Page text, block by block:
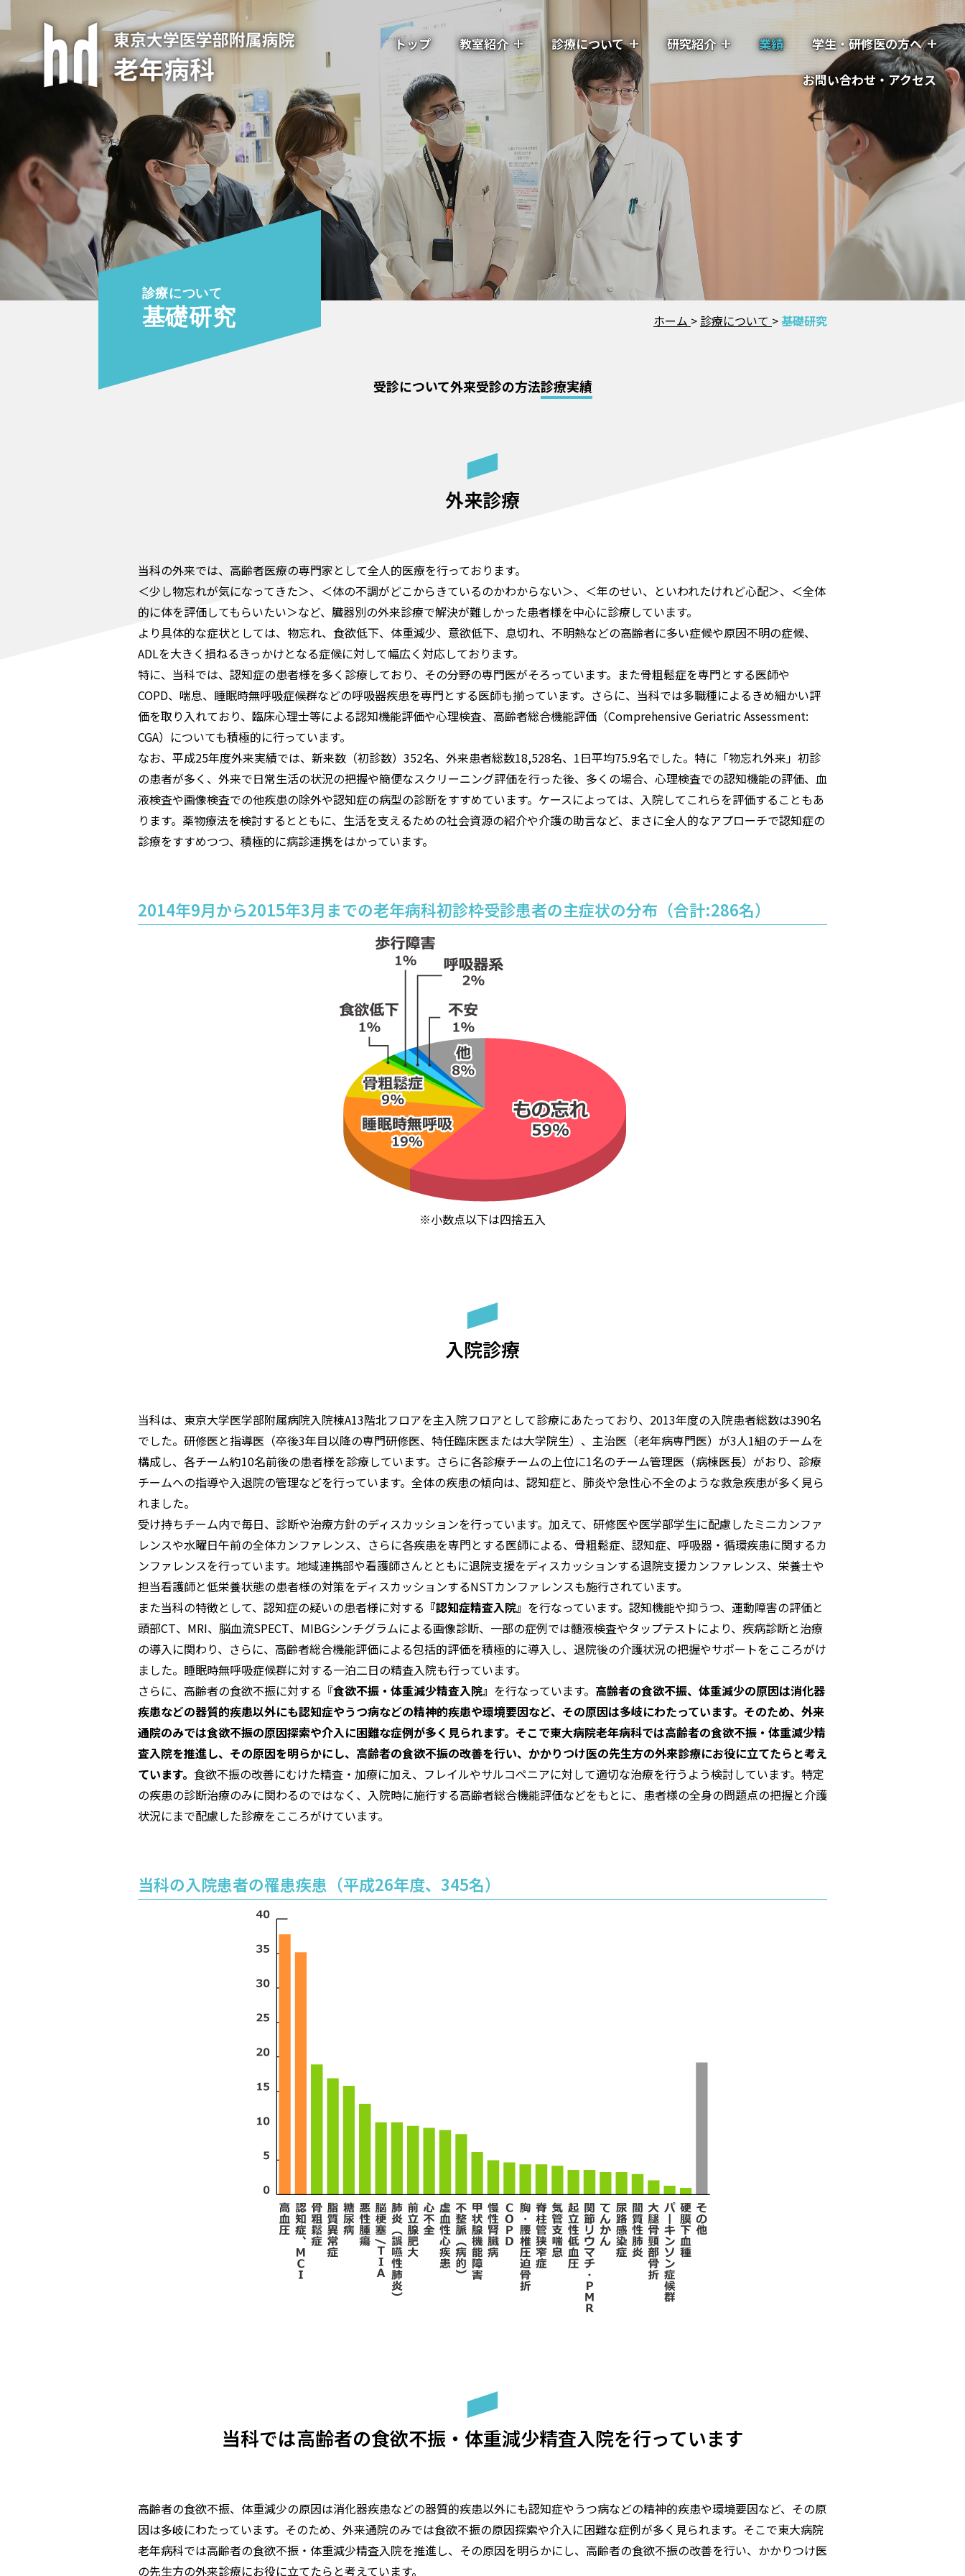
トップ 教室紹介 診療について 研究紹介 業績
学生・研修医の方へ
お問い合わせ・アクセス
診療について
基礎研究 ホーム > 診療について >基礎研究
受診について外来受診の方法診療実績
外来診療
当科の外来では、高齢者医療の専門家として全人的医療を行っております。
＜少し物忘れが気になってきた＞、＜体の不調がどこからきているのかわからない＞、＜年のせい、といわれたけれど心配＞、＜全体
的に体を評価してもらいたい＞など、臓器別の外来診療で解決が難しかった患者様を中心に診療しています。
より具体的な症状としては、物忘れ、食欲低下、体重減少、意欲低下、息切れ、不明熱などの高齢者に多い症候や原因不明の症候、
ADLを大きく損ねるきっかけとなる症候に対して幅広く対応しております。
特に、当科では、認知症の患者様を多く診療しており、その分野の専門医がそろっています。また骨粗鬆症を専門とする医師や
COPD、喘息、睡眠時無呼吸症候群などの呼吸器疾患を専門とする医師も揃っています。さらに、当科では多職種によるきめ細かい評
価を取り入れており、臨床心理士等による認知機能評価や心理検査、高齢者総合機能評価（Comprehensive Geriatric Assessment:
CGA）についても積極的に行っています。
なお、平成25年度外来実績では、新来数（初診数）352名、外来患者総数18,528名、1日平均75.9名でした。特に「物忘れ外来」初診
の患者が多く、外来で日常生活の状況の把握や簡便なスクリーニング評価を行った後、多くの場合、心理検査での認知機能の評価、血
液検査や画像検査での他疾患の除外や認知症の病型の診断をすすめています。ケースによっては、入院してこれらを評価することもあ
ります。薬物療法を検討するとともに、生活を支えるための社会資源の紹介や介護の助言など、まさに全人的なアプローチで認知症の
診療をすすめつつ、積極的に病診連携をはかっています。
2014年9月から2015年3月までの老年病科初診枠受診患者の主症状の分布（合計:286名）
※小数点以下は四捨五入
入院診療
当科は、東京大学医学部附属病院入院棟A13階北フロアを主入院フロアとして診療にあたっており、2013年度の入院患者総数は390名
でした。研修医と指導医（卒後3年目以降の専門研修医、特任臨床医または大学院生）、主治医（老年病専門医）が3人1組のチームを
構成し、各チーム約10名前後の患者様を診療しています。さらに各診療チームの上位に1名のチーム管理医（病棟医長）がおり、診療
チームへの指導や入退院の管理などを行っています。全体の疾患の傾向は、認知症と、肺炎や急性心不全のような救急疾患が多く見ら
れました。
受け持ちチーム内で毎日、診断や治療方針のディスカッションを行っています。加えて、研修医や医学部学生に配慮したミニカンファ
レンスや水曜日午前の全体カンファレンス、さらに各疾患を専門とする医師による、骨粗鬆症、認知症、呼吸器・循環疾患に関するカ
ンファレンスを行っています。地域連携部や看護師さんとともに退院支援をディスカッションする退院支援カンファレンス、栄養士や
担当看護師と低栄養状態の患者様の対策をディスカッションするNSTカンファレンスも施行されています。
また当科の特徴として、認知症の疑いの患者様に対する 『認知症精査入院』 を行なっています。認知機能や抑うつ、運動障害の評価と
頭部CT、MRI、脳血流SPECT、MIBGシンチグラムによる画像診断、一部の症例では髄液検査やタップテストにより、疾病診断と治療
の導入に関わり、さらに、高齢者総合機能評価による包括的評価を積極的に導入し、退院後の介護状況の把握やサポートをこころがけ
ました。睡眠時無呼吸症候群に対する一泊二日の精査入院も行っています。
さらに、高齢者の食欲不振に対する 『食欲不振・体重減少精査入院』 を行なっています。 高齢者の食欲不振、体重減少の原因は消化器
疾患などの器質的疾患以外にも認知症やうつ病などの精神的疾患や環境要因など、その原因は多岐にわたっています。そのため、外来
通院のみでは食欲不振の原因探索や介入に困難な症例が多く見られます。そこで東大病院老年病科では高齢者の食欲不振・体重減少精
査入院を推進し、その原因を明らかにし、高齢者の食欲不振の改善を行い、かかりつけ医の先生方の外来診療にお役に立てたらと考え
ています。 食欲不振の改善にむけた精査・加療に加え、フレイルやサルコペニアに対して適切な治療を行うよう検討しています。特定
の疾患の診断治療のみに関わるのではなく、入院時に施行する高齢者総合機能評価などをもとに、患者様の全身の問題点の把握と介護
状況にまで配慮した診療をこころがけています。
当科の入院患者の罹患疾患（平成26年度、345名）
当科では高齢者の食欲不振・体重減少精査入院を行っています
高齢者の食欲不振、体重減少の原因は消化器疾患などの器質的疾患以外にも認知症やうつ病などの精神的疾患や環境要因など、その原
因は多岐にわたっています。そのため、外来通院のみでは食欲不振の原因探索や介入に困難な症例が多く見られます。そこで東大病院
老年病科では高齢者の食欲不振・体重減少精査入院を推進し、その原因を明らかにし、高齢者の食欲不振の改善を行い、かかりつけ医
の先生方の外来診療にお役に立てたらと考えています。